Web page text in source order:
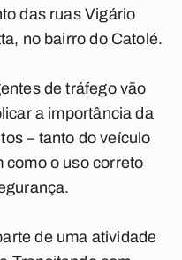
das ruas Vigário
no bairro do Catolé.
de tráfego vão
a importância da
– tanto do veículo
como o uso correto
de uma atividade